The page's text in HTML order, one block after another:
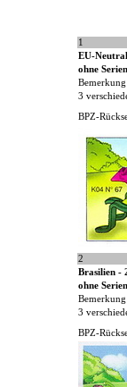
1
EU-
ohne
Bemerkung
3
BPZ-
2
Brasilien -
ohne
Bemerkung
3
BPZ-